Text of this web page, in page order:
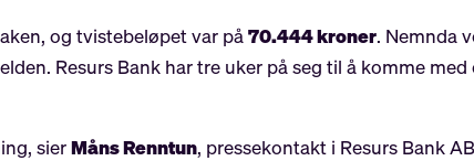
og tvistebeløpet var på70.444 kroner. Nemnda
Resurs Bank har tre uker på seg til å komme
sierMåns Renntun, pressekontakt i Resurs Bank